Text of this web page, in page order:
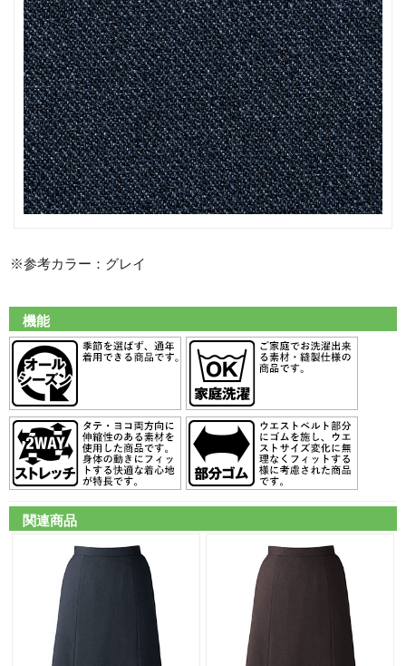
※参考カラー：グレイ
機能
関連商品